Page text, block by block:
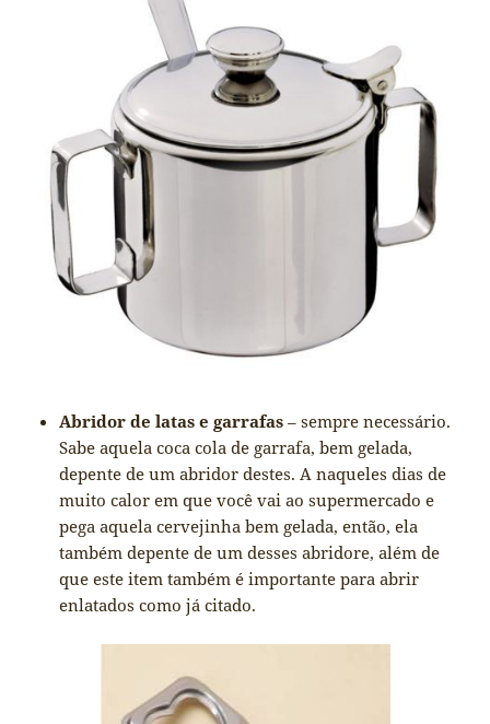
Abridor de latas e garrafas – sempre necessário.
Sabe aquela coca cola de garrafa, bem gelada,
depente de um abridor destes. A naqueles dias de
muito calor em que você vai ao supermercado e
pega aquela cervejinha bem gelada, então, ela
também depente de um desses abridore, além de
que este item também é importante para abrir
enlatados como já citado.